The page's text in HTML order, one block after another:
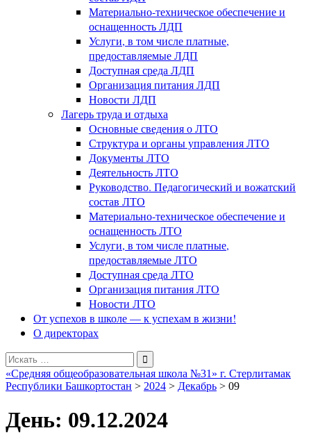
Материально-техническое обеспечение и
оснащенность ЛДП
Услуги, в том числе платные,
предоставляемые ЛДП
Доступная среда ЛДП
Организация питания ЛДП
Новости ЛДП
Лагерь труда и отдыха
Основные сведения о ЛТО
Структура и органы управления ЛТО
Документы ЛТО
Деятельность ЛТО
Руководство. Педагогический и вожатский
состав ЛТО
Материально-техническое обеспечение и
оснащенность ЛТО
Услуги, в том числе платные,
предоставляемые ЛТО
Доступная среда ЛТО
Организация питания ЛТО
Новости ЛТО
От успехов в школе — к успехам в жизни!
О директорах
Поиск
для:
«Средняя общеобразовательная школа №31» г. Стерлитамак
Республики Башкортостан > 2024 > Декабрь > 09
День: 09.12.2024